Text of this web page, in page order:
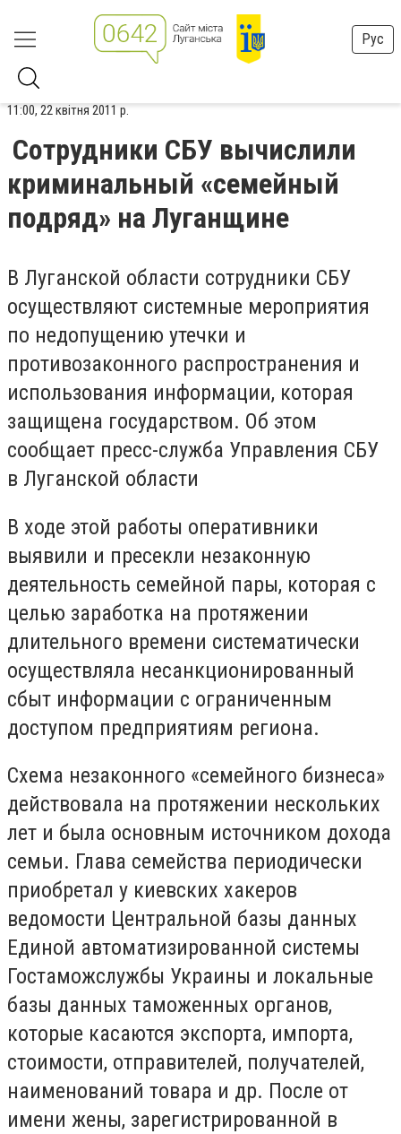
Рус
11:00, 22 квітня 2011 р.
Сотрудники СБУ вычислили
криминальный «семейный
подряд» на Луганщине
В Луганской области сотрудники СБУ
осуществляют системные мероприятия
по недопущению утечки и
противозаконного распространения и
использования информации, которая
защищена государством. Об этом
сообщает пресс-служба Управления СБУ
в Луганской области
В ходе этой работы оперативники
выявили и пресекли незаконную
деятельность семейной пары, которая с
целью заработка на протяжении
длительного времени систематически
осуществляла несанкционированный
сбыт информации с ограниченным
доступом предприятиям региона.
Схема незаконного «семейного бизнеса»
действовала на протяжении нескольких
лет и была основным источником дохода
семьи. Глава семейства периодически
приобретал у киевских хакеров
ведомости Центральной базы данных
Единой автоматизированной системы
Гостаможслужбы Украины и локальные
базы данных таможенных органов,
которые касаются экспорта, импорта,
стоимости, отправителей, получателей,
наименований товара и др. После от
имени жены, зарегистрированной в